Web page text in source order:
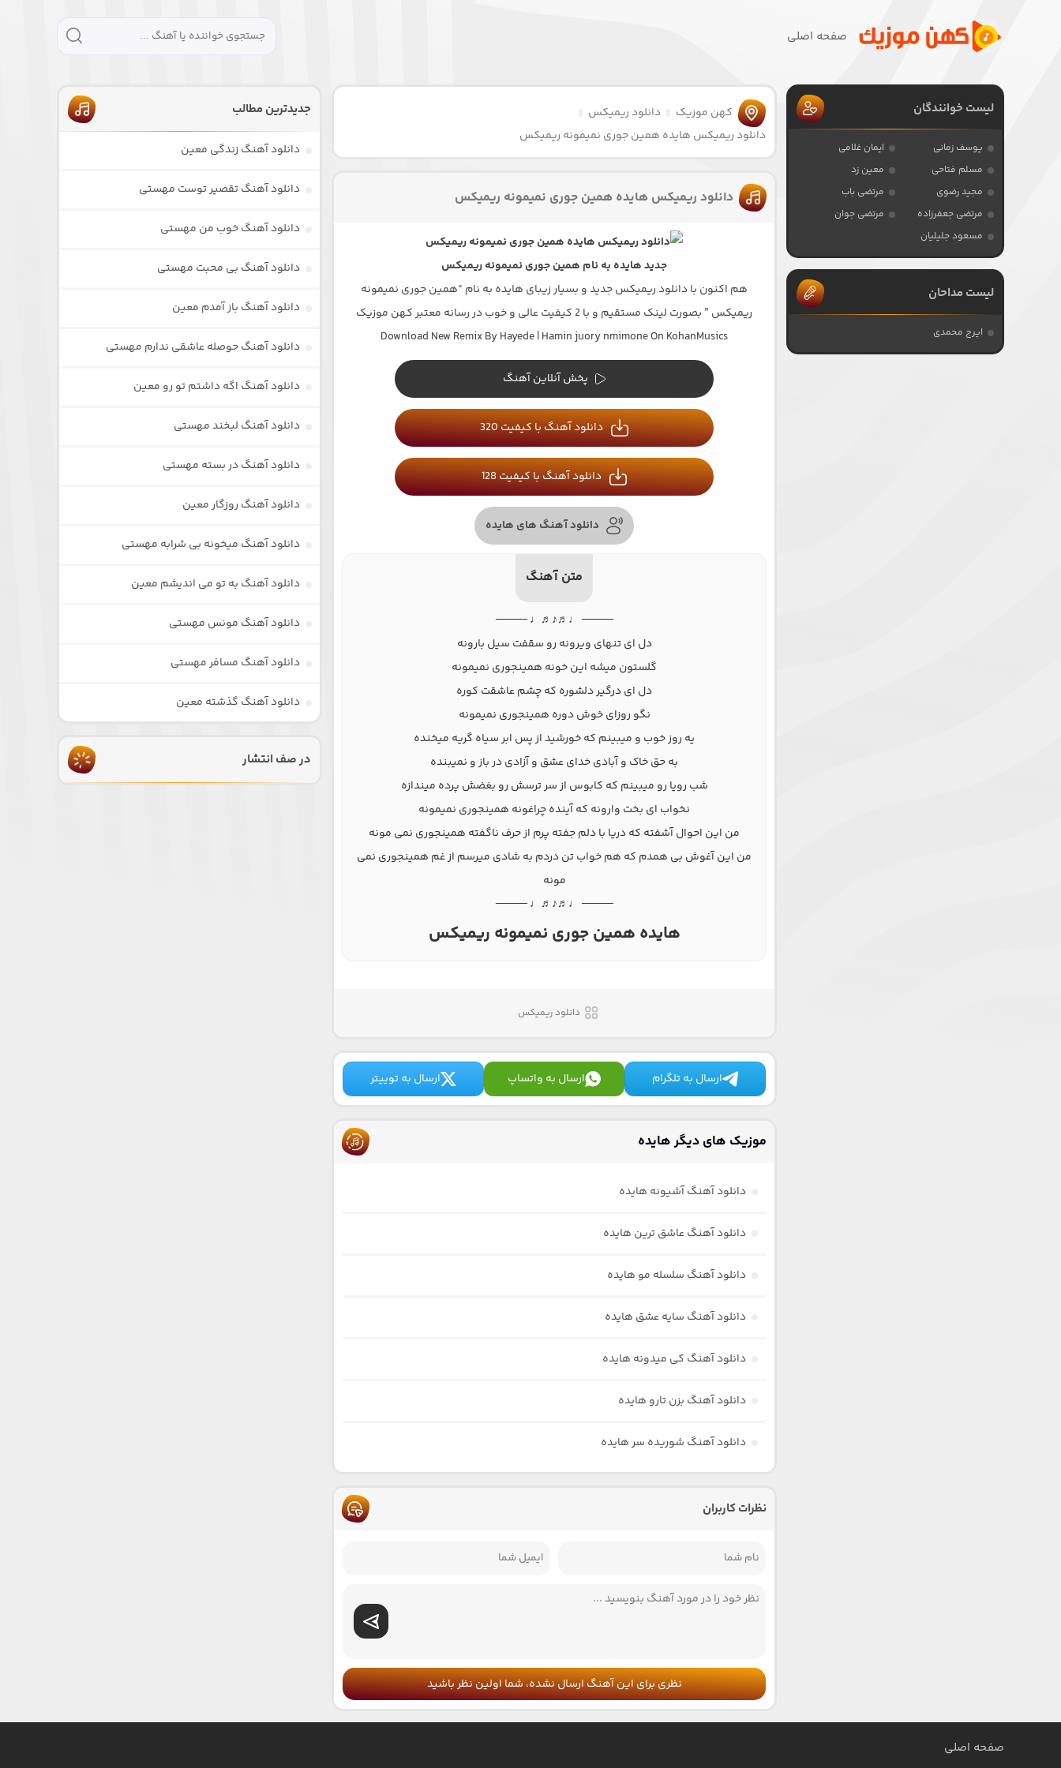
صفحه اصلی
کهن موزیک
دانلود ریمیکس
دانلود ریمیکس هایده همین جوری نمیمونه ریمیکس
دانلود ریمیکس هایده همین جوری نمیمونه ریمیکس
جدید هایده به نام همین جوری نمیمونه ریمیکس
هم اکنون با دانلود ریمیکس جدید و بسیار زیبای هایده به نام “همین جوری نمیمونه
ریمیکس ” بصورت لینک مستقیم و با 2 کیفیت عالی و خوب در رسانه معتبر کهن موزیک
Download New Remix By Hayede | Hamin juory nmimone On KohanMusics
پخش آنلاین آهنگ
دانلود آهنگ با کیفیت 320
دانلود آهنگ با کیفیت 128
دانلود آهنگ های هایده
متن آهنگ
──── ♩♬♪♬♩ ────
دل ای تنهای ویرونه رو سقفت سیل بارونه
گلستون میشه این خونه همینجوری نمیمونه
دل ای درگیر دلشوره که چشم عاشقت کوره
نگو روزای خوش دوره همینجوری نمیمونه
یه روز خوب و میبینم که خورشید از پس ابر سیاه گریه میخنده
به حق خاک و آبادی خدای عشق و آزادی در باز و نمیبنده
شب رویا رو میبینم که کابوس از سر ترسش رو بغضش پرده میندازه
نخواب ای بخت وارونه که آینده چراغونه همینجوری نمیمونه
من این احوال آشفته که دریا با دلم جفته پرم از حرف ناگفته همینجوری نمی مونه
من این آغوش بی همدم که هم خواب تن دردم به شادی میرسم از غم همینجوری نمی
مونه
──── ♩♬♪♬♩ ────
هایده همین جوری نمیمونه ریمیکس
دانلود ریمیکس
ارسال به تلگرام ارسال به واتساپ ارسال به توییتر
موزیک های دیگر هایده
دانلود آهنگ آشیونه هایده
دانلود آهنگ عاشق ترین هایده
دانلود آهنگ سلسله مو هایده
دانلود آهنگ سایه عشق هایده
دانلود آهنگ کی میدونه هایده
دانلود آهنگ بزن تارو هایده
دانلود آهنگ شوریده سر هایده
نظرات کاربران
نظری برای این آهنگ ارسال نشده، شما اولین نظر باشید
لیست خوانندگان
یوسف زمانی
ایمان غلامی
مسلم فتاحی
معین زد
مجید رضوی
مرتضی باب
مرتضی جعفرزاده
مرتضی جوان
مسعود جلیلیان
لیست مداحان
ایرج محمدی
جدیدترین مطالب
دانلود آهنگ زندگی معین
دانلود آهنگ تقصیر توست مهستی
دانلود آهنگ خوب من مهستی
دانلود آهنگ بی محبت مهستی
دانلود آهنگ باز آمدم معین
دانلود آهنگ حوصله عاشقی ندارم مهستی
دانلود آهنگ اگه داشتم تو رو معین
دانلود آهنگ لبخند مهستی
دانلود آهنگ در بسته مهستی
دانلود آهنگ روزگار معین
دانلود آهنگ میخونه بی شرابه مهستی
دانلود آهنگ به تو می اندیشم معین
دانلود آهنگ مونس مهستی
دانلود آهنگ مسافر مهستی
دانلود آهنگ گذشته معین
در صف انتشار
صفحه اصلی